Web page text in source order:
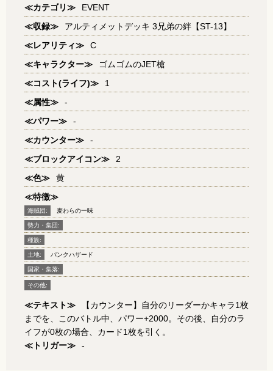
≪カテゴリ≫
EVENT
≪収録≫
アルティメットデッキ 3兄弟の絆【ST-13】
≪レアリティ≫
C
≪キャラクター≫
ゴムゴムのJET槍
≪コスト(ライフ)≫
1
≪属性≫
-
≪パワー≫
-
≪カウンター≫
-
≪ブロックアイコン≫
2
≪色≫
黄
≪特徴≫
海賊団: 麦わらの一味
勢力・集団:
種族:
土地: パンクハザード
国家・集落:
その他:
≪テキスト≫
【カウンター】自分のリーダーかキャラ1枚
までを、このバトル中、パワー+2000。その後、自分のラ
イフが0枚の場合、カード1枚を引く。
≪トリガー≫
-